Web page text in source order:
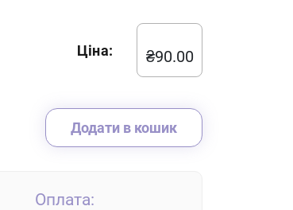
Ціна: ₴90.00
Додати в кошик
Оплата: